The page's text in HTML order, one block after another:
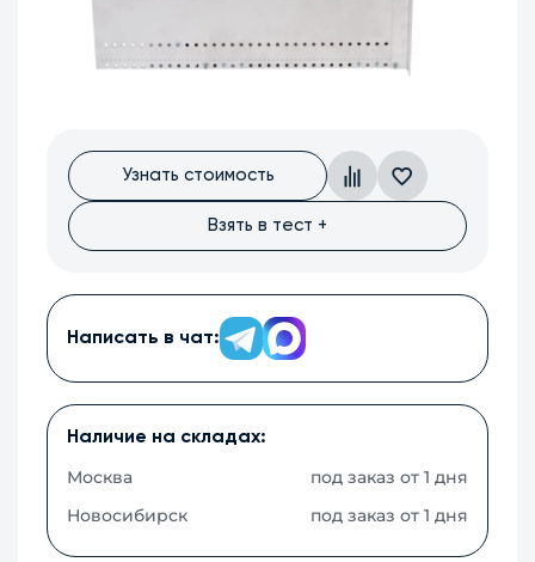
Узнать стоимость
Взять в тест +
Написать в чат:
Наличие на складах:
Москва
под заказ от 1 дня
Новосибирск
под заказ от 1 дня